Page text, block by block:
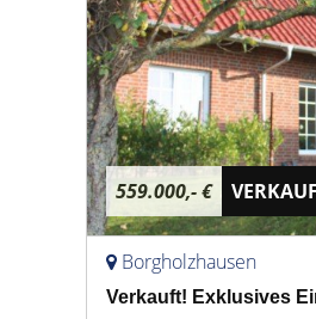
559.000,- €
Borgholzhausen
Verkauft! Exklusives